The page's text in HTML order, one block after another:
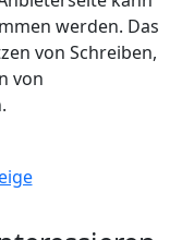
werden. Das
von Schreiben,
von